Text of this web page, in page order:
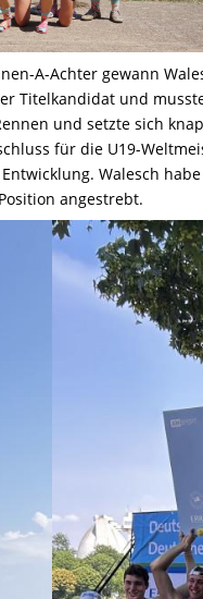
A-Achter gewann
Titelkandidat und
und setzte sich
für die U19-
Walesch
angestrebt.